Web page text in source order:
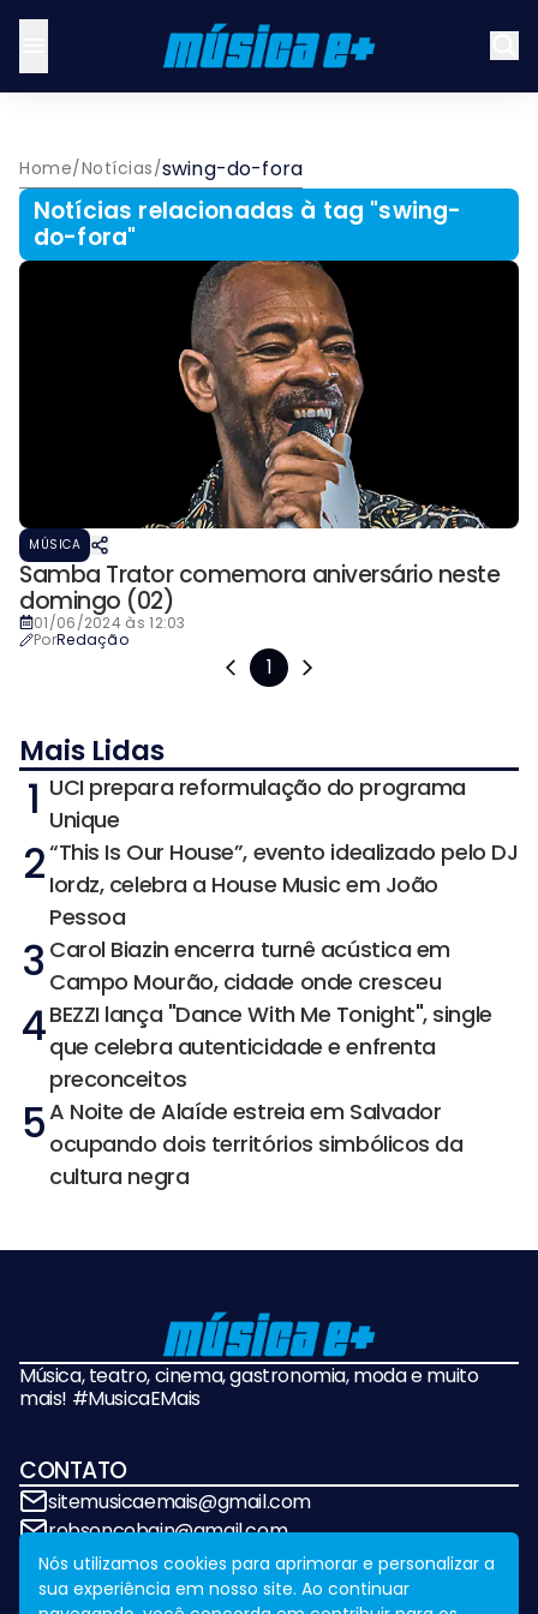
Home/Notícias/swing-do-fora
Notícias relacionadas à tag "swing-
do-fora"
MÚSICA
Samba Trator comemora aniversário neste
domingo (02)
01/06/2024 às 12:03
PorRedação
1
Mais Lidas
1 UCI prepara reformulação do programa
Unique
2“This Is Our House”, evento idealizado pelo DJ
Iordz, celebra a House Music em João
Pessoa
3 Carol Biazin encerra turnê acústica em
Campo Mourão, cidade onde cresceu
4BEZZI lança "Dance With Me Tonight", single
que celebra autenticidade e enfrenta
preconceitos
5A Noite de Alaíde estreia em Salvador
ocupando dois territórios simbólicos da
cultura negra
Música, teatro, cinema, gastronomia, moda e muito
mais! #MusicaEMais
CONTATO
sitemusicaemais@gmail.com
robsoncobain@gmail.com
REDES SOCIAIS
Nós utilizamos cookies para aprimorar e personalizar a
sua experiência em nosso site. Ao continuar